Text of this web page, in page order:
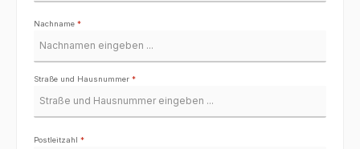
Nachname *
Straße und Hausnummer *
Postleitzahl *